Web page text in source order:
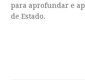
para aprofundar e
de Estado.